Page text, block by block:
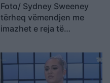
Foto/ Sydney Sweeney
tërheq vëmendjen me
imazhet e reja të